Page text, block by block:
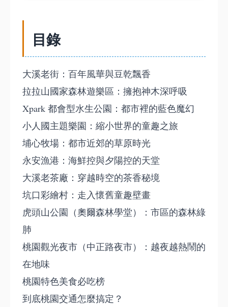
目錄
大溪老街：百年風華與豆乾飄香
拉拉山國家森林遊樂區：擁抱神木深呼吸
Xpark 都會型水生公園：都市裡的藍色魔幻
小人國主題樂園：縮小世界的童趣之旅
埔心牧場：都市近郊的草原時光
永安漁港：海鮮控與夕陽控的天堂
大溪老茶廠：穿越時空的茶香秘境
坑口彩繪村：走入懷舊童趣壁畫
虎頭山公園（奧爾森林學堂）：市區的森林綠
肺
桃園觀光夜市（中正路夜市）：越夜越熱鬧的
在地味
桃園特色美食必吃榜
到底桃園交通怎麼搞定？